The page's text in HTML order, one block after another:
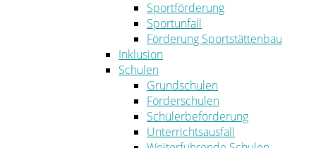
Sportförderung
Sportunfall
Förderung Sportstättenbau
Inklusion
Schulen
Grundschulen
Förderschulen
Schülerbeförderung
Unterrichtsausfall